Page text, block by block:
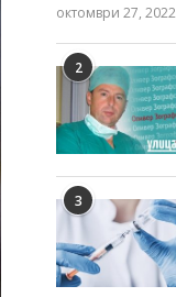
октомври 27, 2022
2
3